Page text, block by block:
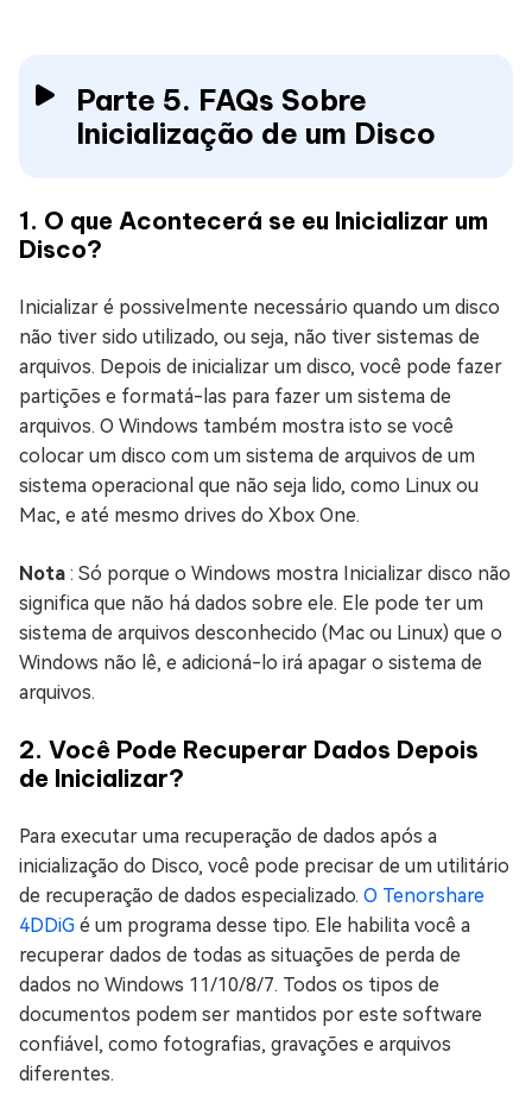
Parte 5. FAQs Sobre
Inicialização de um Disco
1. O que Acontecerá se eu Inicializar um
Disco?
Inicializar é possivelmente necessário quando um disco
não tiver sido utilizado, ou seja, não tiver sistemas de
arquivos. Depois de inicializar um disco, você pode fazer
partições e formatá-las para fazer um sistema de
arquivos. O Windows também mostra isto se você
colocar um disco com um sistema de arquivos de um
sistema operacional que não seja lido, como Linux ou
Mac, e até mesmo drives do Xbox One.
Nota : Só porque o Windows mostra Inicializar disco não
significa que não há dados sobre ele. Ele pode ter um
sistema de arquivos desconhecido (Mac ou Linux) que o
Windows não lê, e adicioná-lo irá apagar o sistema de
arquivos.
2. Você Pode Recuperar Dados Depois
de Inicializar?
Para executar uma recuperação de dados após a
inicialização do Disco, você pode precisar de um utilitário
de recuperação de dados especializado. O Tenorshare
4DDiG é um programa desse tipo. Ele habilita você a
recuperar dados de todas as situações de perda de
dados no Windows 11/10/8/7. Todos os tipos de
documentos podem ser mantidos por este software
confiável, como fotografias, gravações e arquivos
diferentes.